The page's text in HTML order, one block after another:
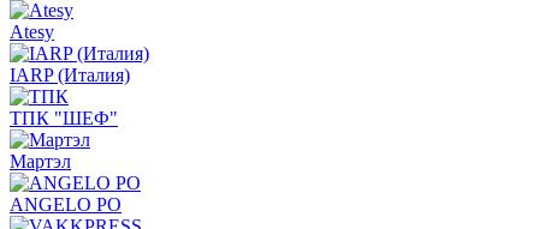
Atesy
IARP (Италия)
ТПК "ШЕФ"
Мартэл
ANGELO PO